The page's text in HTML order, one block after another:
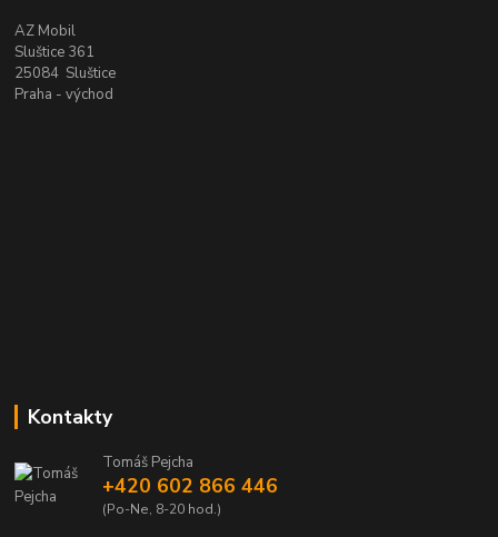
AZ Mobil
Sluštice 361
25084 Sluštice
Praha - východ
Kontakty
Tomáš Pejcha
+420 602 866 446
(Po-Ne, 8-20 hod.)